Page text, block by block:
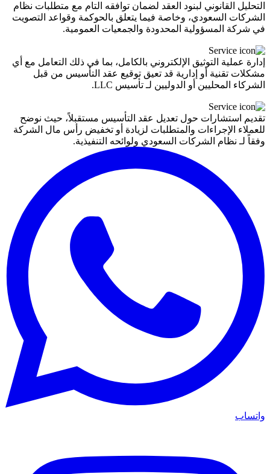
التحليل القانوني لبنود العقد لضمان توافقه التام مع متطلبات نظام
الشركات السعودي، وخاصة فيما يتعلق بالحوكمة وقواعد التصويت
في شركة المسؤولية المحدودة والجمعيات العمومية.
إدارة عملية التوثيق الإلكتروني بالكامل، بما في ذلك التعامل مع أي
مشكلات تقنية أو إدارية قد تعيق توقيع عقد التأسيس من قبل
الشركاء المحليين أو الدوليين لـ تأسيس LLC.
تقديم استشارات حول تعديل عقد التأسيس مستقبلاً، حيث نوضح
للعملاء الإجراءات والمتطلبات لزيادة أو تخفيض رأس مال الشركة
وفقاً لـ نظام الشركات السعودي ولوائحه التنفيذية.
واتساب